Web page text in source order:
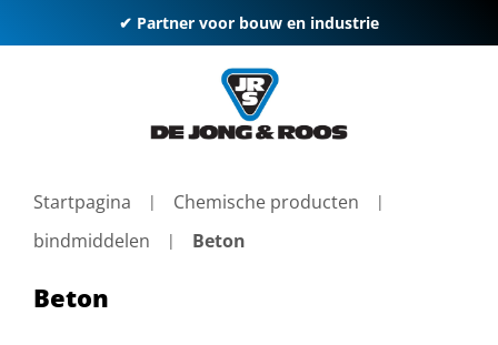
✔ Partner voor bouw en industrie
Startpagina
Chemische producten
bindmiddelen
Beton
Beton